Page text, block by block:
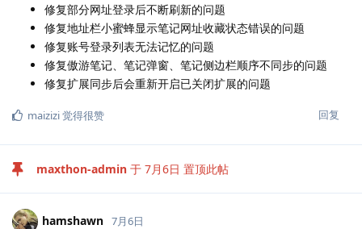
修复部分网址登录后不断刷新的问题
修复地址栏小蜜蜂显示笔记网址收藏状态错误的问题
修复账号登录列表无法记忆的问题
修复傲游笔记、笔记弹窗、笔记侧边栏顺序不同步的问题
修复扩展同步后会重新开启已关闭扩展的问题
回复
maizizi觉得很赞
maxthon-admin 于 7月6日 置顶此帖
hamshawn 7月6日